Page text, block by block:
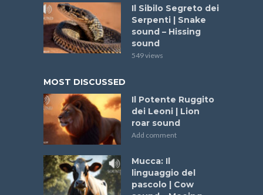
Il Sibilo Segreto dei
Serpenti | Snake
sound – Hissing
sound
549 views
MOST DISCUSSED
Il Potente Ruggito
dei Leoni | Lion
roar sound
Add comment
Mucca: Il
linguaggio del
pascolo | Cow